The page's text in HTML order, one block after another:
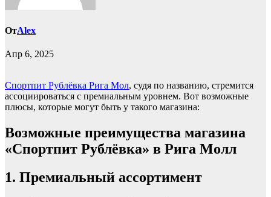
ОтAlex
Апр 6, 2025
Спортпит Рублёвка Рига Мол, судя по названию, стремится
ассоциироваться с премиальным уровнем. Вот возможные
плюсы, которые могут быть у такого магазина:
Возможные преимущества магазина
«Спортпит Рублёвка» в Рига Молл
1. Премиальный ассортимент